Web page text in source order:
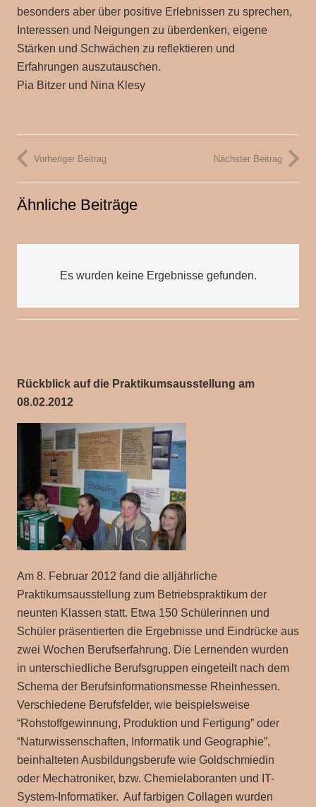
besonders aber über positive Erlebnissen zu sprechen,
Interessen und Neigungen zu überdenken, eigene
Stärken und Schwächen zu reflektieren und
Erfahrungen auszutauschen.
Pia Bitzer und Nina Klesy
Vorheriger Beitrag Nächster Beitrag
Ähnliche Beiträge
Es wurden keine Ergebnisse gefunden.
Rückblick auf die Praktikumsausstellung am
08.02.2012
Am 8. Februar 2012 fand die alljährliche
Praktikumsausstellung zum Betriebspraktikum der
neunten Klassen statt. Etwa 150 Schülerinnen und
Schüler präsentierten die Ergebnisse und Eindrücke aus
zwei Wochen Berufserfahrung. Die Lernenden wurden
in unterschiedliche Berufsgruppen eingeteilt nach dem
Schema der Berufsinformationsmesse Rheinhessen.
Verschiedene Berufsfelder, wie beispielsweise
“Rohstoffgewinnung, Produktion und Fertigung” oder
“Naturwissenschaften, Informatik und Geographie”,
beinhalteten Ausbildungsberufe wie Goldschmiedin
oder Mechatroniker, bzw. Chemielaboranten und IT-
System-Informatiker. Auf farbigen Collagen wurden